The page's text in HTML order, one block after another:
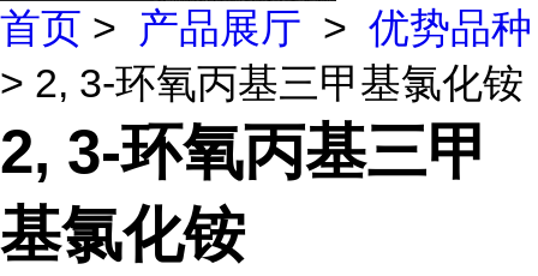
首页 > 产品展厅 > 优势品种
> 2, 3-环氧丙基三甲基氯化铵
2, 3-环氧丙基三甲
基氯化铵